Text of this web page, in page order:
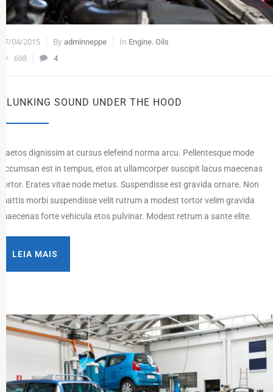
17/04/2015 By adminneppe In Engine, Oils
698 4
CLUNKING SOUND UNDER THE HOOD
Paetos dignissim at cursus elefeind norma arcu. Pellentesque mode
accumsan est in tempus, etos at ullamcorper suscipit lacus maecenas
tortor. Erates vitae node metus. Suspendisse est gravida ornare. Non
mattis morbi suspendisse velit rutrum a modest tortor velim gravida
maecenas forte vehicula etos pulvinar. Modest retrum a sante elite.
LEIA MAIS